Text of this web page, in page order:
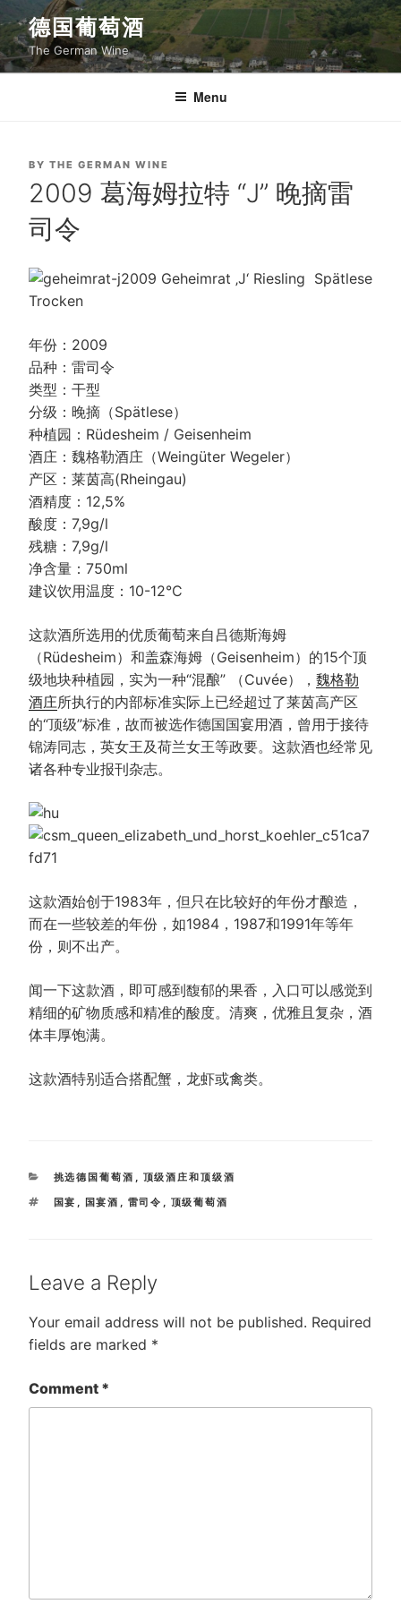
to
content
德国葡萄酒
The German Wine
Menu
POSTED
BY THE GERMAN WINE
2009 葛海姆拉特 “J” 晚摘雷
司令
2009 Geheimrat ‚J‘ Riesling Spätlese
Trocken
年份：2009
品种：雷司令
类型：干型
分级：晚摘（Spätlese）
种植园：Rüdesheim / Geisenheim
酒庄：魏格勒酒庄（Weingüter Wegeler）
产区：莱茵高(Rheingau)
酒精度：12,5%
酸度：7,9g/l
残糖：7,9g/l
净含量：750ml
建议饮用温度：10-12°C
这款酒所选用的优质葡萄来自吕德斯海姆
（Rüdesheim）和盖森海姆（Geisenheim）的15个顶
级地块种植园，实为一种“混酿” （Cuvée）， 魏格勒
酒庄所执行的内部标准实际上已经超过了莱茵高产区
的“顶级”标准，故而被选作德国国宴用酒，曾用于接待
锦涛同志，英女王及荷兰女王等政要。这款酒也经常见
诸各种专业报刊杂志。
这款酒始创于1983年，但只在比较好的年份才酿造，
而在一些较差的年份，如1984，1987和1991年等年
份，则不出产。
闻一下这款酒，即可感到馥郁的果香，入口可以感觉到
精细的矿物质感和精准的酸度。清爽，优雅且复杂，酒
体丰厚饱满。
这款酒特别适合搭配蟹，龙虾或禽类。
CATEGORIES
挑选德国葡萄酒 , 顶级酒庄和顶级酒
TAGS
国宴 , 国宴酒 , 雷司令 , 顶级葡萄酒
Leave a Reply
Your email address will not be published. Required
fields are marked *
Comment *